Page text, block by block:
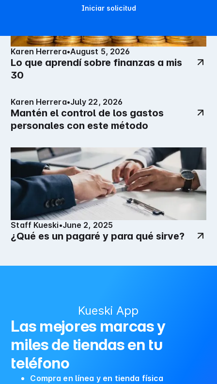
Iniciar solicitud
Karen Herrera•August 5, 2026
Lo que aprendí sobre finanzas a mis
30
Karen Herrera•July 22, 2026
Mantén el control de los gastos
personales con este método
Staff Kueski•June 2, 2025
¿Qué es un pagaré y para qué sirve?
Kueski App
Las mejores marcas y
miles de tiendas en tu
teléfono
Compra en línea y en tienda física